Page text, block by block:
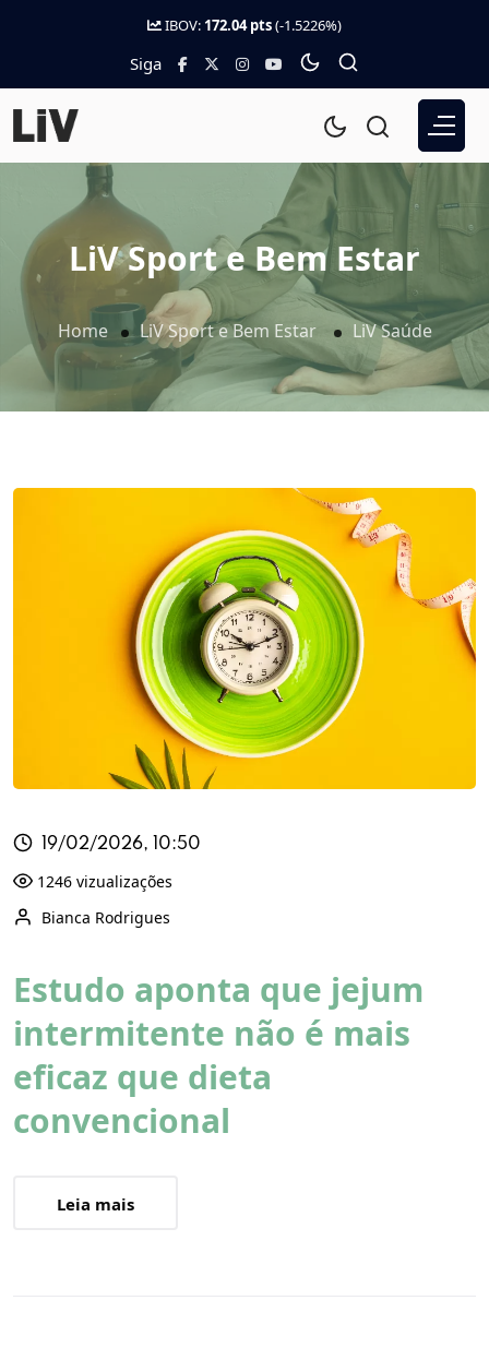
IBOV: 172.04 pts(-1.5226%)
Siga
LiV Sport e Bem Estar
Home LiV Sport e Bem Estar LiV Saúde
19/02/2026, 10:50
1246 vizualizações
Bianca Rodrigues
Estudo aponta que jejum
intermitente não é mais
eficaz que dieta
convencional
Leia mais